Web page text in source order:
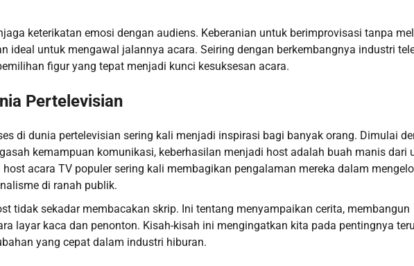
keterikatan emosi dengan audiens. Keberanian untuk berimprovisasi tanpa
ideal untuk mengawal jalannya acara. Seiring dengan berkembangnya industri
figur yang tepat menjadi kunci kesuksesan acara.
Pertelevisian
di dunia pertelevisian sering kali menjadi inspirasi bagi banyak orang. Dimulai
kemampuan komunikasi, keberhasilan menjadi host adalah buah manis dari
acara TV populer sering kali membagikan pengalaman mereka dalam
di ranah publik.
tidak sekadar membacakan skrip. Ini tentang menyampaikan cerita, membangun
layar kaca dan penonton. Kisah-kisah ini mengingatkan kita pada pentingnya
yang cepat dalam industri hiburan.